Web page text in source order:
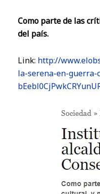
Como parte de las
del país.
Link: http://
la-serena-en-guerra-